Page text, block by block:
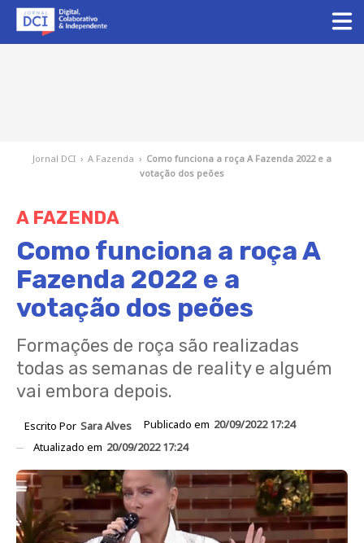
Jornal DCI › A Fazenda › Como funciona a roça A Fazenda 2022 e a
votação dos peões
A FAZENDA
Como funciona a roça A
Fazenda 2022 e a
votação dos peões
Formações de roça são realizadas
todas as semanas de reality e alguém
vai embora depois.
Escrito Por Sara Alves Publicado em 20/09/2022 17:24
Atualizado em 20/09/2022 17:24